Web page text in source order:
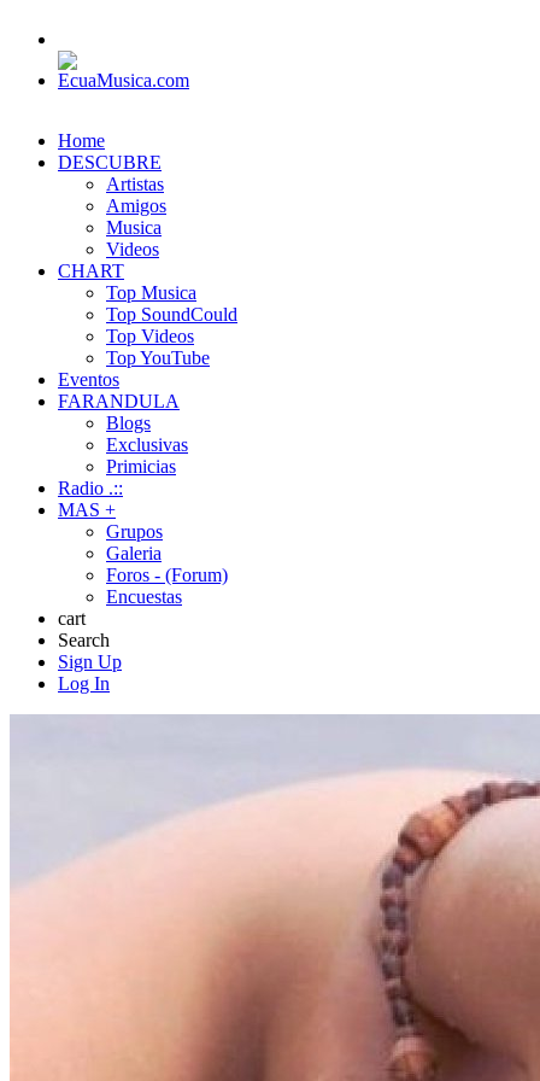
Home
DESCUBRE
Artistas
Amigos
Musica
Videos
CHART
Top Musica
Top SoundCould
Top Videos
Top YouTube
Eventos
FARANDULA
Blogs
Exclusivas
Primicias
Radio .::
MAS +
Grupos
Galeria
Foros - (Forum)
Encuestas
cart
Search
Sign Up
Log In